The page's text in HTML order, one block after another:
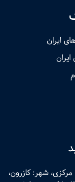
ایران
شهر: کازرون،